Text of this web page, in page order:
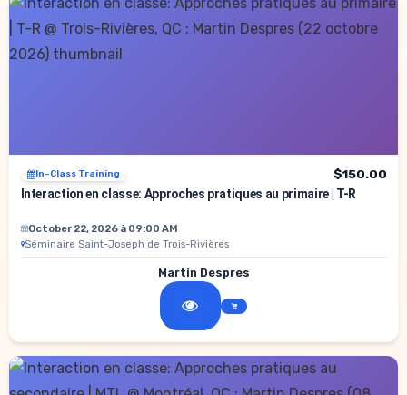
In-Class Training
$150.00
Interaction en classe: Approches pratiques au primaire | T-R
October 22, 2026 à 09:00 AM
Séminaire Saint-Joseph de Trois-Rivières
Martin Despres